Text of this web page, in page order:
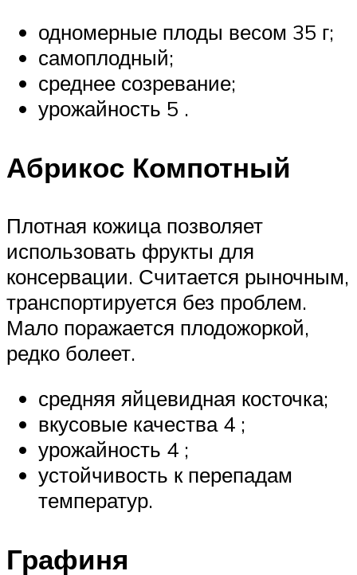
одномерные плоды весом 35 г;
самоплодный;
среднее созревание;
урожайность 5 .
Абрикос Компотный
Плотная кожица позволяет
использовать фрукты для
консервации. Считается рыночным,
транспортируется без проблем.
Мало поражается плодожоркой,
редко болеет.
средняя яйцевидная косточка;
вкусовые качества 4 ;
урожайность 4 ;
устойчивость к перепадам
температур.
Графиня